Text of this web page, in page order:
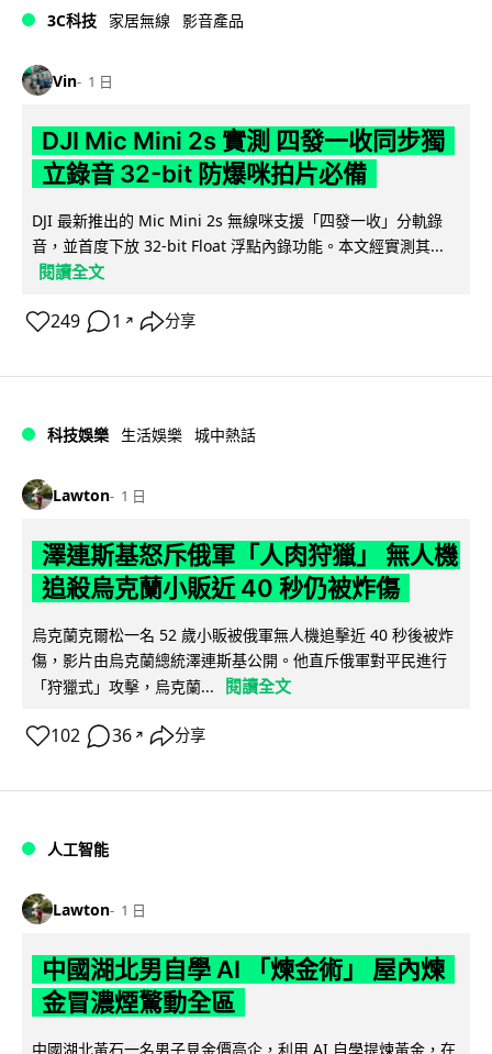
3C科技 家居無線 影音產品
Vin 1 日
DJI Mic Mini 2s 實測 四發一收同步獨
立錄音 32-bit 防爆咪拍片必備
DJI 最新推出的 Mic Mini 2s 無線咪支援「四發一收」分軌錄
音，並首度下放 32-bit Float 浮點內錄功能。本文經實測其...
閱讀全文
249 1 ↗ 分享
科技娛樂 生活娛樂 城中熱話
Lawton 1 日
澤連斯基怒斥俄軍「人肉狩獵」 無人機
追殺烏克蘭小販近 40 秒仍被炸傷
烏克蘭克爾松一名 52 歲小販被俄軍無人機追擊近 40 秒後被炸
傷，影片由烏克蘭總統澤連斯基公開。他直斥俄軍對平民進行
「狩獵式」攻擊，烏克蘭...
閱讀全文
102 36 ↗ 分享
人工智能
Lawton 1 日
中國湖北男自學 AI 「煉金術」 屋內煉
金冒濃煙驚動全區
中國湖北黃石一名男子見金價高企，利用 AI 自學提煉黃金，在